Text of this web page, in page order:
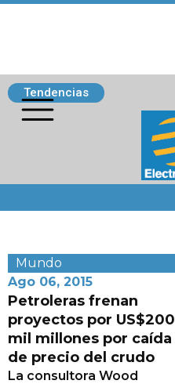
Tendencias
Mundo
Ago 06, 2015
Petroleras frenan
proyectos por US$200
mil millones por caída
de precio del crudo
La consultora Wood